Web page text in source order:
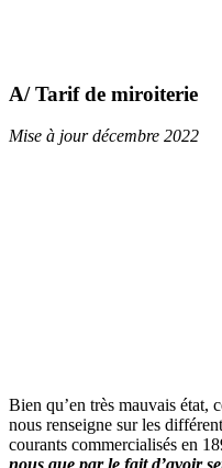
A/ Tarif de miroiterie
Mise à jour décembre 2022
Bien qu’en très mauvais état,
nous renseigne sur les
courants commercialisés en